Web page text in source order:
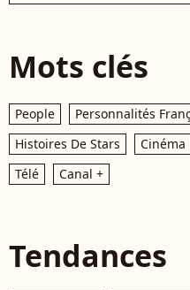
Mots clés
People Personnalités
Histoires De Stars
Cinéma
Télé
Canal +
Tendances